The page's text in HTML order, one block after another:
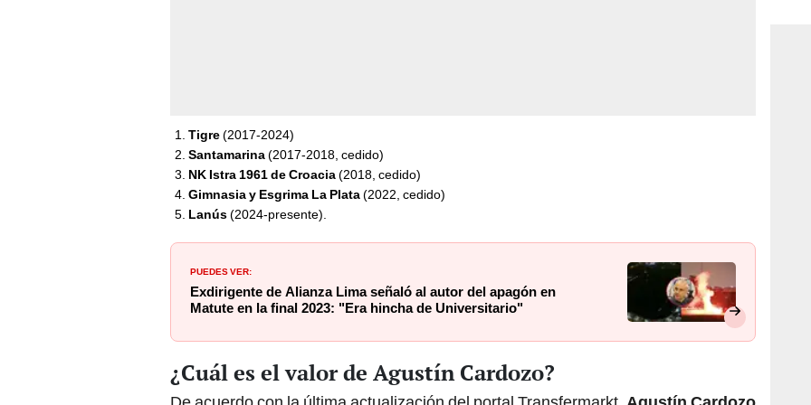
Tigre(2017-2024)
Santamarina(2017-2018, cedido)
NK Istra 1961 de Croacia(2018, cedido)
Gimnasia y Esgrima La Plata(2022, cedido)
Lanús(2024-presente).
PUEDES VER:
Exdirigente de Alianza Lima señaló al autor del apagón en
Matute en la final 2023: "Era hincha de Universitario"
¿Cuál es el valor de Agustín Cardozo?